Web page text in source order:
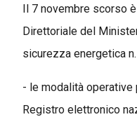
Il 7 novembre scorso
Direttoriale del
sicurezza energetica
- le modalità
Registro elettronico